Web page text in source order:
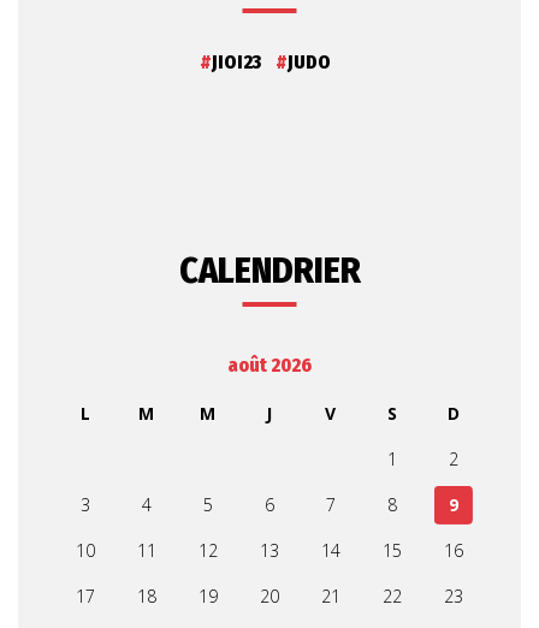
JIOI23 JUDO
CALENDRIER
août 2026
L M M J V S
D
1
2
3
4 5 6 7 8
9
10
11 12 13 14 15
16
17
18 19 20 21 22
23